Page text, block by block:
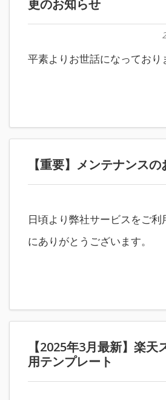
更のお知らせ
平素よりお世話になっており
【重要】メンテナンス
日頃より弊社サービスをご
にありがとうございます。
【2025年3月最新】楽天
用テンプレート